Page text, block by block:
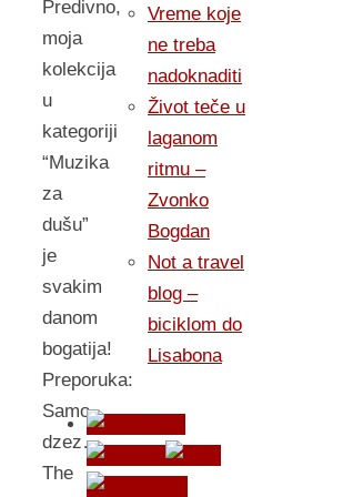
Predivno,
moja
kolekcija
u
kategoriji
“Muzika
za
dušu”
je
svakim
danom
bogatija!
Preporuka:
Samo
dzez…
The
Vreme koje
ne treba
nadoknaditi
Život teče u
laganom
ritmu –
Zvonko
Bogdan
Not a travel
blog –
biciklom do
Lisabona